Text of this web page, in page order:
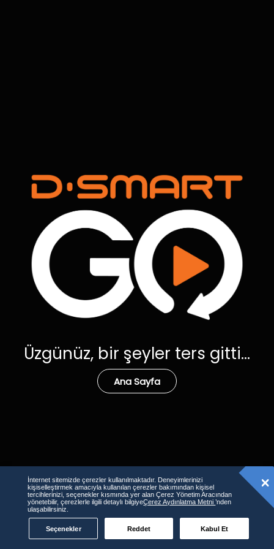
Üzgünüz, bir şeyler ters gitti...
Ana Sayfa
İnternet sitemizde çerezler kullanılmaktadır. Deneyimlerinizi
kişiselleştirmek amacıyla kullanılan çerezler bakımından kişisel
tercihlerinizi, seçenekler kısmında yer alan Çerez Yönetim Aracından
yönetebilir, çerezlerle ilgili detaylı bilgiyeÇerez Aydınlatma Metni’nden
ulaşabilirsiniz.
Seçenekler Reddet Kabul Et